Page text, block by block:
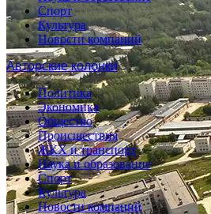
Спорт
Культура
Новости компаний
Авторские колонки
Политика
Экономика
Общество
Происшествия
ЖКХ и транспорт
Наука и образование
Спорт
Культура
Новости компаний